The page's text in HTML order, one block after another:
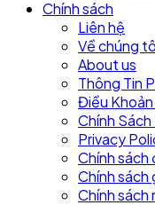
Chính sách
Liên hệ
Về chúng
About us
Thông Tin
Điều Khoản
Chính
Privacy
Chính sách
Chính sách
Chính sách